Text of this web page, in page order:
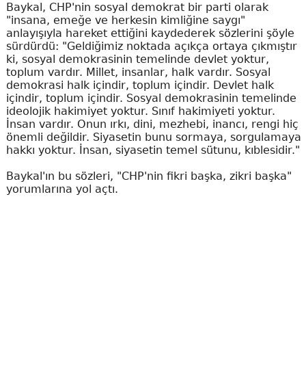
Baykal, CHP'nin sosyal demokrat bir parti olarak
"insana, emeğe ve herkesin kimliğine saygı"
anlayışıyla hareket ettiğini kaydederek sözlerini şöyle
sürdürdü: "Geldiğimiz noktada açıkça ortaya çıkmıştır
ki, sosyal demokrasinin temelinde devlet yoktur,
toplum vardır. Millet, insanlar, halk vardır. Sosyal
demokrasi halk içindir, toplum içindir. Devlet halk
içindir, toplum içindir. Sosyal demokrasinin temelinde
ideolojik hakimiyet yoktur. Sınıf hakimiyeti yoktur.
İnsan vardır. Onun ırkı, dini, mezhebi, inancı, rengi hiç
önemli değildir. Siyasetin bunu sormaya, sorgulamaya
hakkı yoktur. İnsan, siyasetin temel sütunu, kıblesidir."
Baykal'ın bu sözleri, "CHP'nin fikri başka, zikri başka"
yorumlarına yol açtı.